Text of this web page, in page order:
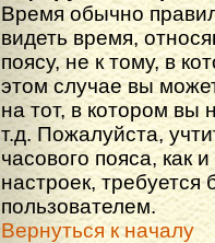
Время обычно
видеть время,
поясу, не к тому, в
этом случае вы
на тот, в котором вы
т.д. Пожалуйста,
часового пояса, как
настроек,
пользователем.
Вернуться к началу